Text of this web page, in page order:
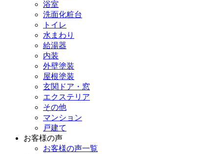
浴室
洗面化粧台
トイレ
水まわり
給湯器
内装
外壁塗装
屋根塗装
玄関ドア・窓
エクステリア
その他
マンション
戸建て
お客様の声
お客様の声一覧